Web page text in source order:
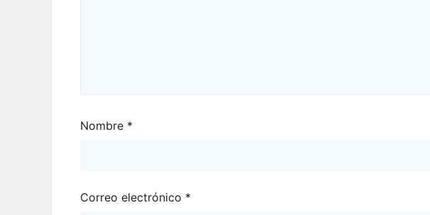
Nombre *
Correo electrónico *